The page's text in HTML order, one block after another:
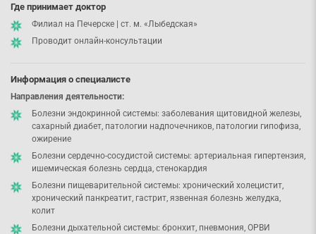
Где принимает доктор
Филиал на Печерске | ст. м. «Лыбедская»
Проводит онлайн-консультации
Информация о специалисте
Направления деятельности:
Болезни эндокринной системы: заболевания щитовидной железы,
сахарный диабет, патологии надпочечников, патологии гипофиза,
ожирение
Болезни сердечно-сосудистой системы: артериальная гипертензия,
ишемическая болезнь сердца, стенокардия
Болезни пищеварительной системы: хронический холецистит,
хронический панкреатит, гастрит, язвенная болезнь желудка,
колит
Болезни дыхательной системы: бронхит, пневмония, ОРВИ